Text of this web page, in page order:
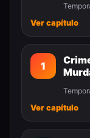
Ver capítulo
1
Ver capítulo